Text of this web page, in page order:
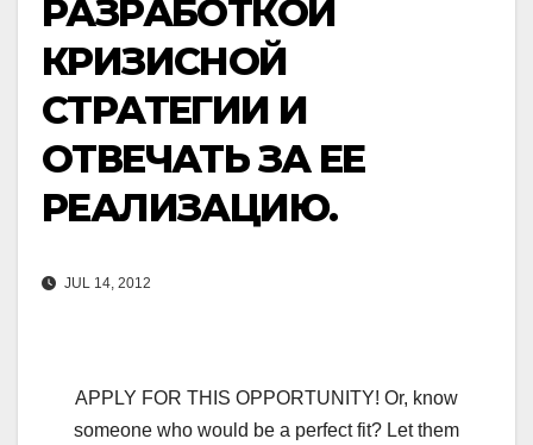
РАЗРАБОТКОЙ
КРИЗИСНОЙ
СТРАТЕГИИ И
ОТВЕЧАТЬ ЗА ЕЕ
РЕАЛИЗАЦИЮ.
JUL 14, 2012
APPLY FOR THIS OPPORTUNITY! Or, know
someone who would be a perfect fit? Let them